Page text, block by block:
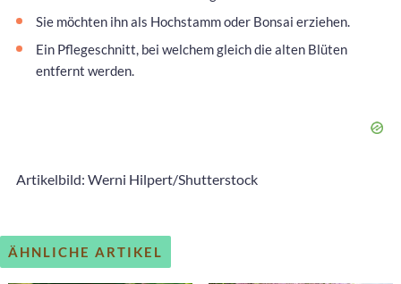
Sie möchten ihn als Hochstamm oder Bonsai erziehen.
Ein Pflegeschnitt, bei welchem gleich die alten Blüten
entfernt werden.
Artikelbild: Werni Hilpert/Shutterstock
ÄHNLICHE ARTIKEL